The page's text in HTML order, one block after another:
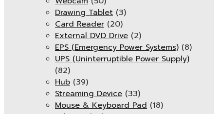
Drawing Tablet (3)
Card Reader (20)
External DVD Drive (2)
EPS (Emergency Power Systems) (8)
UPS (Uninterruptible Power Supply)
(82)
Hub (39)
Streaming Device (33)
Mouse & Keyboard Pad (18)